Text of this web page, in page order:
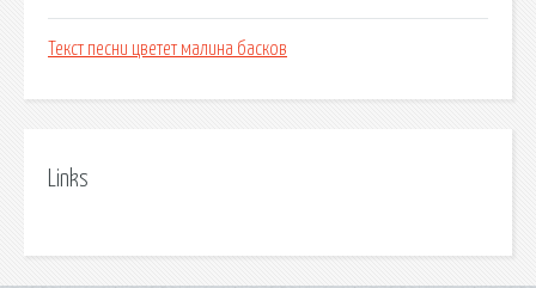
Текст песни цветет малина басков
Links